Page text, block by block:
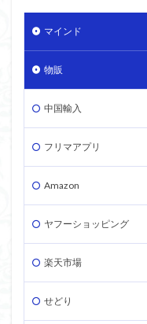
マインド
物販
中国輸入
フリマアプリ
Amazon
ヤフーショッピング
楽天市場
せどり